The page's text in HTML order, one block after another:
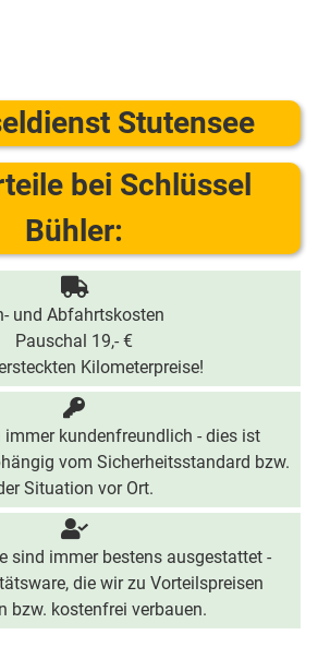
Stutensee
bei Schlüssel
Bühler:
und Abfahrtskosten
Pauschal 19,- €
Kilometerpreise!
immer kundenfreundlich - dies ist
vom Sicherheitsstandard bzw.
Situation vor Ort.
sind immer bestens ausgestattet -
die wir zu Vorteilspreisen
bzw. kostenfrei verbauen.